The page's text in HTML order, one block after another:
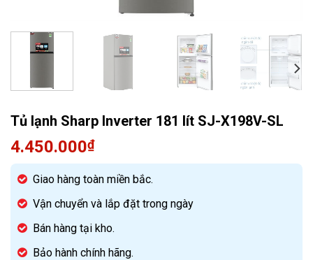
Quạt điều hòa
Tủ lạnh Sharp Inverter 181 lít SJ-X198V-SL
4.450.000₫
Giao hàng toàn miền bắc.
Vận chuyển và lắp đặt trong ngày
Bán hàng tại kho.
Bảo hành chính hãng.